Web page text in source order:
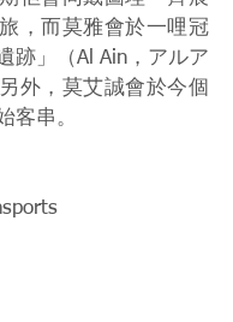
，而莫雅會於一哩冠
跡」（Al Ain，アルア
外，莫艾誠會於今個
客串。